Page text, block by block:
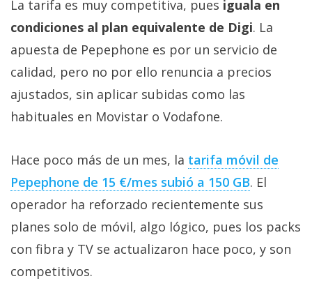
La tarifa es muy competitiva, pues iguala en
condiciones al plan equivalente de Digi. La
apuesta de Pepephone es por un servicio de
calidad, pero no por ello renuncia a precios
ajustados, sin aplicar subidas como las
habituales en Movistar o Vodafone.
Hace poco más de un mes, la tarifa móvil de
Pepephone de 15 €/mes subió a 150 GB‎. El
operador ha reforzado recientemente sus
planes solo de móvil, algo lógico, pues los packs
con fibra y TV se actualizaron hace poco, y son
competitivos.